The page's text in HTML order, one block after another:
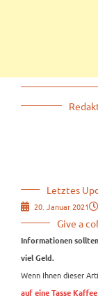
Letztes
20. Januar 2021
Give a
Informationen
viel Geld.
Wenn Ihnen dieser
auf eine Tasse